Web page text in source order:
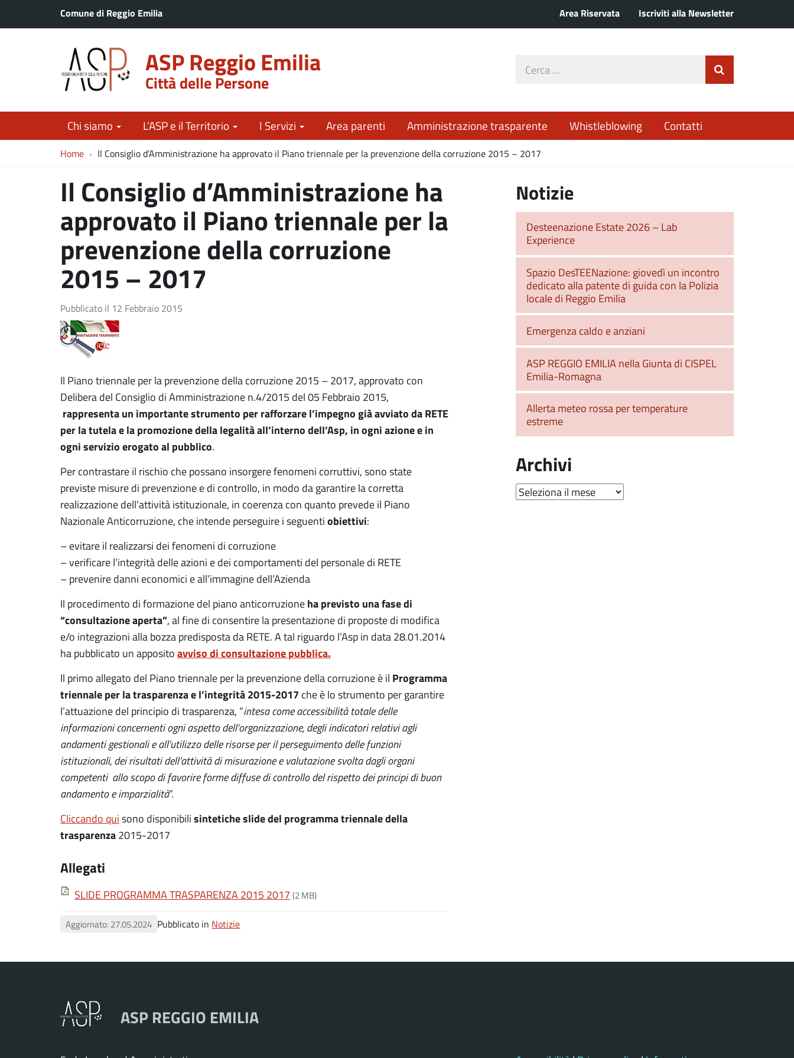
Comune di Reggio Emilia Area Riservata Iscriviti alla Newsletter
ASP Reggio Emilia
Città delle Persone
Cerca
Chi siamo L’ASP e il Territorio I Servizi Area parenti Amministrazione trasparente Whistleblowing Contatti
Home Il Consiglio d’Amministrazione ha approvato il Piano triennale per la prevenzione della corruzione 2015 – 2017
Il Consiglio d’Amministrazione ha
approvato il Piano triennale per la
prevenzione della corruzione
2015 – 2017
Pubblicato il 12 Febbraio 2015
Il Piano triennale per la prevenzione della corruzione 2015 – 2017, approvato con
Delibera del Consiglio di Amministrazione n.4/2015 del 05 Febbraio 2015,
rappresenta un importante strumento per rafforzare l’impegno già avviato da RETE
per la tutela e la promozione della legalità all’interno dell’Asp, in ogni azione e in
ogni servizio erogato al pubblico.
Per contrastare il rischio che possano insorgere fenomeni corruttivi, sono state
previste misure di prevenzione e di controllo, in modo da garantire la corretta
realizzazione dell’attività istituzionale, in coerenza con quanto prevede il Piano
Nazionale Anticorruzione, che intende perseguire i seguenti obiettivi:
– evitare il realizzarsi dei fenomeni di corruzione
– verificare l’integrità delle azioni e dei comportamenti del personale di RETE
– prevenire danni economici e all’immagine dell’Azienda
Il procedimento di formazione del piano anticorruzione ha previsto una fase di
“consultazione aperta”, al fine di consentire la presentazione di proposte di modifica
e/o integrazioni alla bozza predisposta da RETE. A tal riguardo l’Asp in data 28.01.2014
ha pubblicato un apposito avviso di consultazione pubblica.
Il primo allegato del Piano triennale per la prevenzione della corruzione è il Programma
triennale per la trasparenza e l’integrità 2015-2017 che è lo strumento per garantire
l’attuazione del principio di trasparenza, “intesa come accessibilità totale delle
informazioni concernenti ogni aspetto dell’organizzazione, degli indicatori relativi agli
andamenti gestionali e all’utilizzo delle risorse per il perseguimento delle funzioni
istituzionali, dei risultati dell’attività di misurazione e valutazione svolta dagli organi
competenti allo scopo di favorire forme diffuse di controllo del rispetto dei principi di buon
andamento e imparzialità“.
Cliccando qui sono disponibili sintetiche slide del programma triennale della
trasparenza 2015-2017
Allegati
SLIDE PROGRAMMA TRASPARENZA 2015 2017 (2 MB)
Aggiornato: 27.05.2024 Pubblicato in Notizie
Notizie
Desteenazione Estate 2026 – Lab
Experience
Spazio DesTEENazione: giovedì un incontro
dedicato alla patente di guida con la Polizia
locale di Reggio Emilia
Emergenza caldo e anziani
ASP REGGIO EMILIA nella Giunta di CISPEL
Emilia-Romagna
Allerta meteo rossa per temperature
estreme
Archivi
Archivi
ASP REGGIO EMILIA